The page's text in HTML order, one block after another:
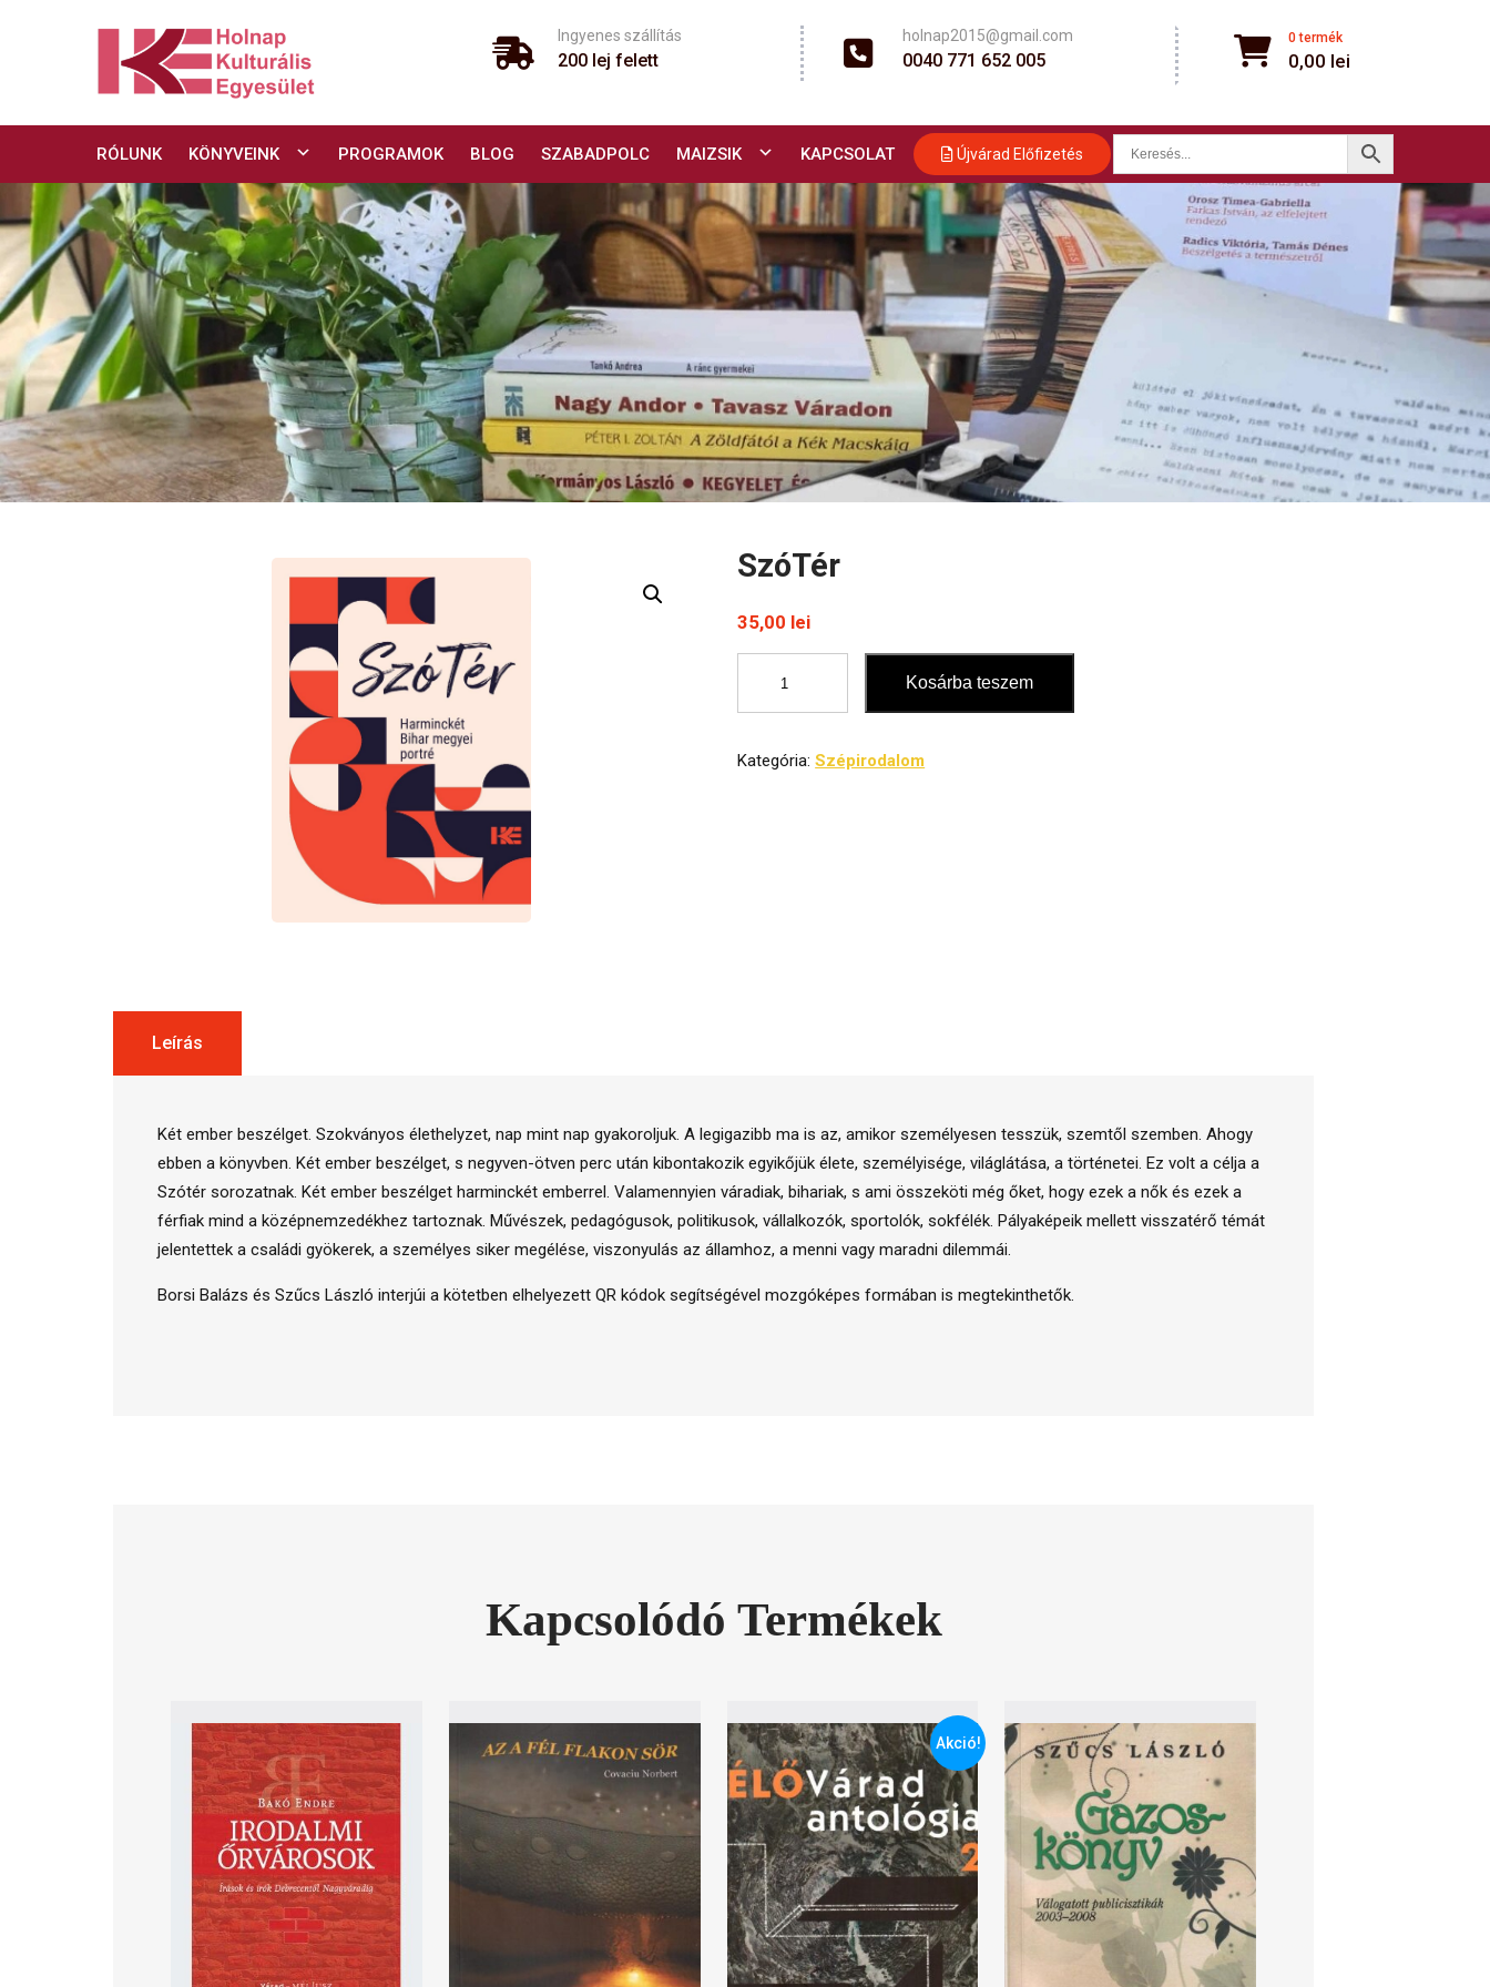
Ingyenes szállítás
200 lej felett
holnap2015@gmail.com
0040 771 652 005
0 termék
0,00 lei
RÓLUNK KÖNYVEINK PROGRAMOK BLOG SZABADPOLC MAIZSIK KAPCSOLAT Újvárad Előfizetés
SzóTér
35,00 lei
mennyiség
Kosárba teszem
Kategória:Szépirodalom
Leírás
Két ember beszélget. Szokványos élethelyzet, nap mint nap gyakoroljuk. A legigazibb ma is az, amikor személyesen tesszük, szemtől szemben. Ahogy
ebben a könyvben. Két ember beszélget, s negyven-ötven perc után kibontakozik egyikőjük élete, személyisége, világlátása, a történetei. Ez volt a célja a
Szótér sorozatnak. Két ember beszélget harminckét emberrel. Valamennyien váradiak, bihariak, s ami összeköti még őket, hogy ezek a nők és ezek a
férfiak mind a középnemzedékhez tartoznak. Művészek, pedagógusok, politikusok, vállalkozók, sportolók, sokfélék. Pályaképeik mellett visszatérő témát
jelentettek a családi gyökerek, a személyes siker megélése, viszonyulás az államhoz, a menni vagy maradni dilemmái.
Borsi Balázs és Szűcs László interjúi a kötetben elhelyezett QR kódok segítségével mozgóképes formában is megtekinthetők.
Kapcsolódó Termékek
Akció!